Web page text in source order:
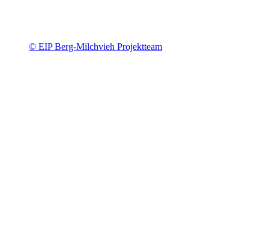
© EIP Berg-Milchvieh Projektteam